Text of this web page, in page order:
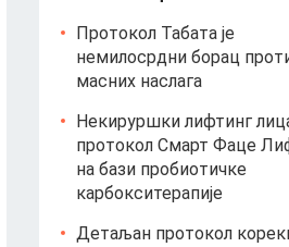
Протокол Табата је
немилосрдни борац
масних наслага
Некируршки лифтинг
протокол Смарт Фаце
на бази пробиотичке
карбокситерапије
Детаљан протокол